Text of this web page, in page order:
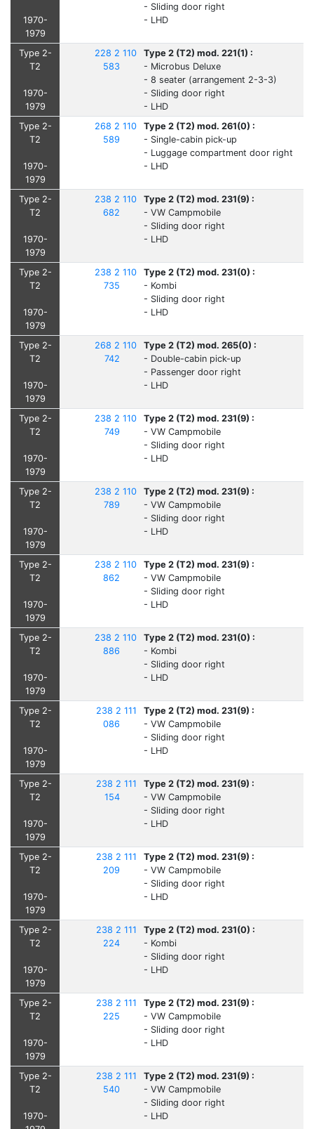
1970-
1979
- Sliding door right
- LHD
Type 2-
T2
1970-
1979
228 2 110
583
Type 2 (T2) mod. 221(1) :
- Microbus Deluxe
- 8 seater (arrangement 2-3-3)
- Sliding door right
- LHD
Type 2-
T2
1970-
1979
268 2 110
589
Type 2 (T2) mod. 261(0) :
- Single-cabin pick-up
- Luggage compartment door right
- LHD
Type 2-
T2
1970-
1979
238 2 110
682
Type 2 (T2) mod. 231(9) :
- VW Campmobile
- Sliding door right
- LHD
Type 2-
T2
1970-
1979
238 2 110
735
Type 2 (T2) mod. 231(0) :
- Kombi
- Sliding door right
- LHD
Type 2-
T2
1970-
1979
268 2 110
742
Type 2 (T2) mod. 265(0) :
- Double-cabin pick-up
- Passenger door right
- LHD
Type 2-
T2
1970-
1979
238 2 110
749
Type 2 (T2) mod. 231(9) :
- VW Campmobile
- Sliding door right
- LHD
Type 2-
T2
1970-
1979
238 2 110
789
Type 2 (T2) mod. 231(9) :
- VW Campmobile
- Sliding door right
- LHD
Type 2-
T2
1970-
1979
238 2 110
862
Type 2 (T2) mod. 231(9) :
- VW Campmobile
- Sliding door right
- LHD
Type 2-
T2
1970-
1979
238 2 110
886
Type 2 (T2) mod. 231(0) :
- Kombi
- Sliding door right
- LHD
Type 2-
T2
1970-
1979
238 2 111
086
Type 2 (T2) mod. 231(9) :
- VW Campmobile
- Sliding door right
- LHD
Type 2-
T2
1970-
1979
238 2 111
154
Type 2 (T2) mod. 231(9) :
- VW Campmobile
- Sliding door right
- LHD
Type 2-
T2
1970-
1979
238 2 111
209
Type 2 (T2) mod. 231(9) :
- VW Campmobile
- Sliding door right
- LHD
Type 2-
T2
1970-
1979
238 2 111
224
Type 2 (T2) mod. 231(0) :
- Kombi
- Sliding door right
- LHD
Type 2-
T2
1970-
1979
238 2 111
225
Type 2 (T2) mod. 231(9) :
- VW Campmobile
- Sliding door right
- LHD
Type 2-
T2
1970-
238 2 111
540
Type 2 (T2) mod. 231(9) :
- VW Campmobile
- Sliding door right
- LHD